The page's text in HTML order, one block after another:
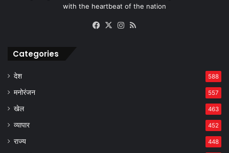
with the heartbeat of the nation
Facebook
X Instagram
Categories
देश 588
मनोरंजन 557
खेल 463
व्यापार 452
राज्य 448